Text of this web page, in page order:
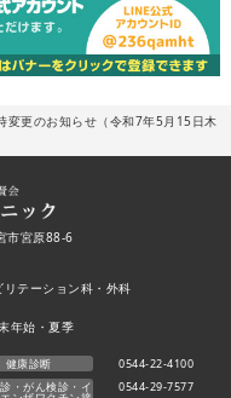
更のお知らせ（令和7年5月15日木
市宮原88-6
テーション科・外科
年始・夏季
健康診断
0544-22-4100
・がん検診・イ 0544-29-7577